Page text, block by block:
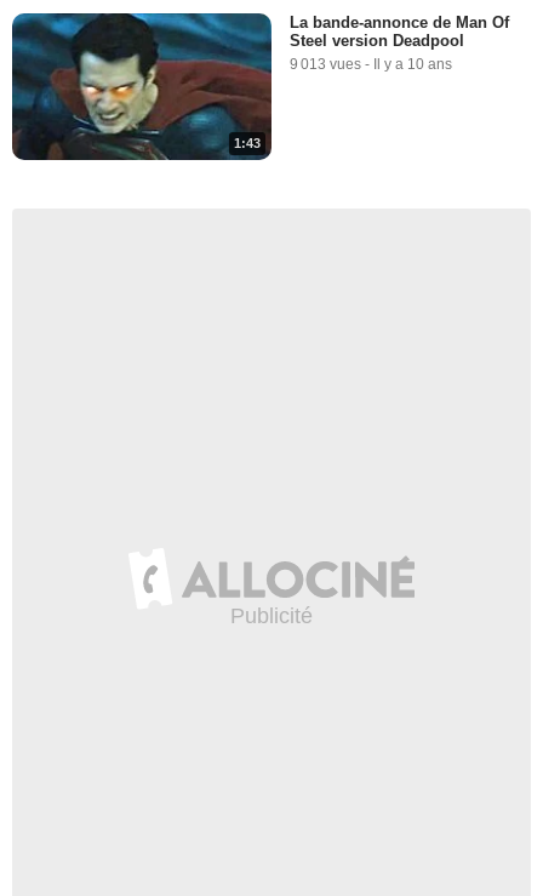
1:43
La bande-annonce de Man Of
Steel version Deadpool
9 013 vues - Il y a 10 ans